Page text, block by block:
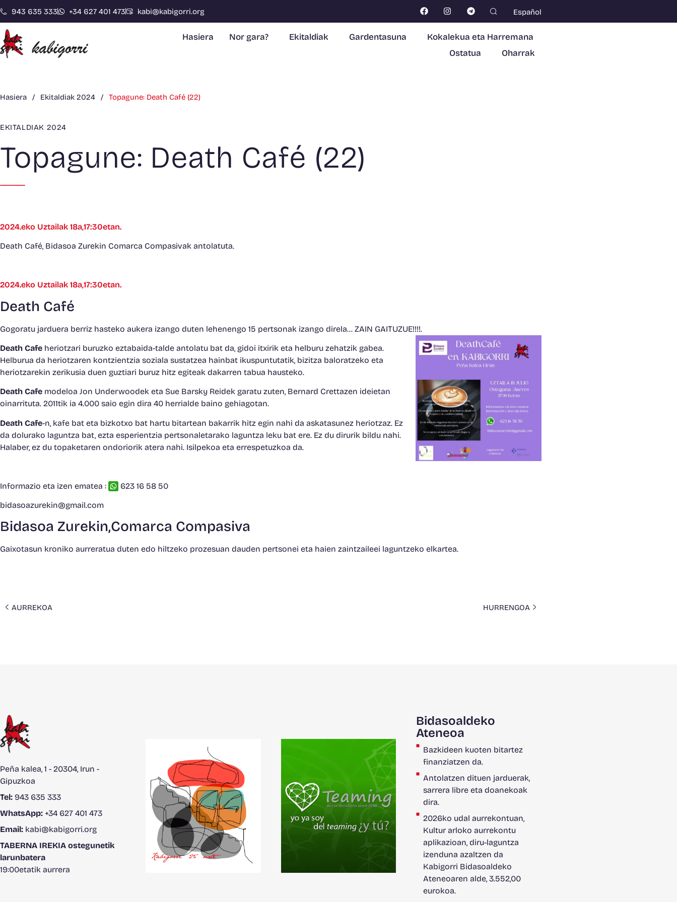
943 635 333 +34 627 401 473 kabi@kabigorri.org Español
Hasiera Nor gara? Ekitaldiak Gardentasuna
Kokalekua eta Harremana
Ostatua
Oharrak
Hasiera / Ekitaldiak 2024 / Topagune: Death Café (22)
EKITALDIAK 2024
Topagune: Death Café (22)
2024.eko Uztailak 18a,17:30etan.
Death Café, Bidasoa Zurekin Comarca Compasivak antolatuta.
2024.eko Uztailak 18a,17:30etan.
Death Café
Gogoratu jarduera berriz hasteko aukera izango duten lehenengo 15 pertsonak izango direla… ZAIN GAITUZUE!!!!.
Death Cafe heriotzari buruzko eztabaida-talde antolatu bat da, gidoi itxirik eta helburu zehatzik gabea.
Helburua da heriotzaren kontzientzia soziala sustatzea hainbat ikuspuntutatik, bizitza baloratzeko eta
heriotzarekin zerikusia duen guztiari buruz hitz egiteak dakarren tabua hausteko.
Death Cafe modeloa Jon Underwoodek eta Sue Barsky Reidek garatu zuten, Bernard Crettazen ideietan
oinarrituta. 2011tik ia 4.000 saio egin dira 40 herrialde baino gehiagotan.
Death Cafe-n, kafe bat eta bizkotxo bat hartu bitartean bakarrik hitz egin nahi da askatasunez heriotzaz. Ez
da dolurako laguntza bat, ezta esperientzia pertsonaletarako laguntza leku bat ere. Ez du dirurik bildu nahi.
Halaber, ez du topaketaren ondoriorik atera nahi. Isilpekoa eta errespetuzkoa da.
Informazio eta izen ematea : 623 16 58 50
bidasoazurekin@gmail.com
Bidasoa Zurekin,Comarca Compasiva
Gaixotasun kroniko aurreratua duten edo hiltzeko prozesuan dauden pertsonei eta haien zaintzaileei laguntzeko elkartea.
AURREKOA HURRENGOA
Peña kalea, 1 - 20304, Irun -
Gipuzkoa
Tel: 943 635 333
WhatsApp: +34 627 401 473
Email: kabi@kabigorri.org
TABERNA IREKIA ostegunetik
larunbatera
19:00etatik aurrera
Bidasoaldeko
Ateneoa
Bazkideen kuoten bitartez
finanziatzen da.
Antolatzen dituen jarduerak,
sarrera libre eta doanekoak
dira.
2026ko udal aurrekontuan,
Kultur arloko aurrekontu
aplikazioan, diru-laguntza
izenduna azaltzen da
Kabigorri Bidasoaldeko
Ateneoaren alde, 3.552,00
eurokoa.